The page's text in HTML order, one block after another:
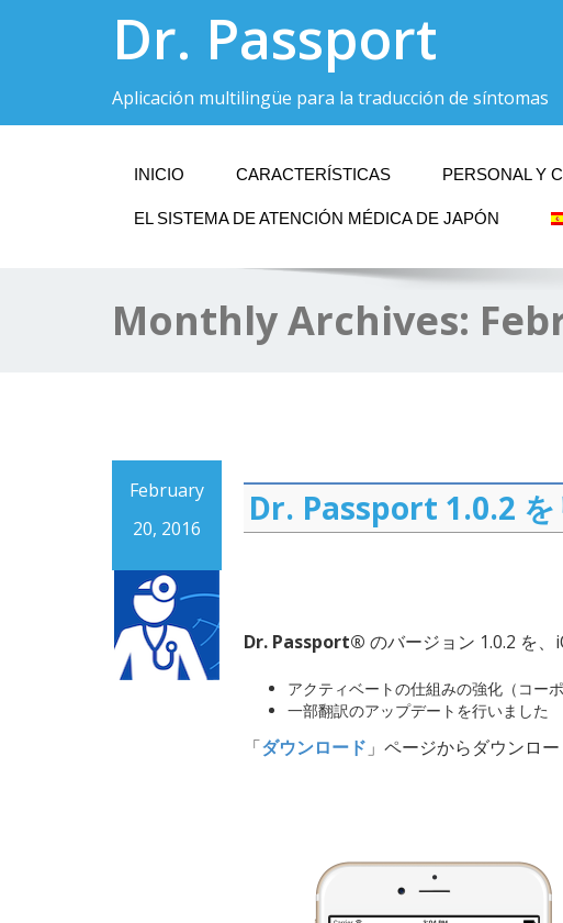
Dr. Passport
Aplicación multilingüe para la traducción de síntomas
INICIO CARACTERÍSTICAS PERSONAL Y
EL SISTEMA DE ATENCIÓN MÉDICA DE JAPÓN
Monthly Archives:
February
20, 2016
Dr. Passport 1.0.2
Dr. Passport® のバージョン 1.0.2 を、
アクティベートの仕組みの強化（コーポ
一部翻訳のアップデートを行いました
「ダウンロード 」ページからダウンロー